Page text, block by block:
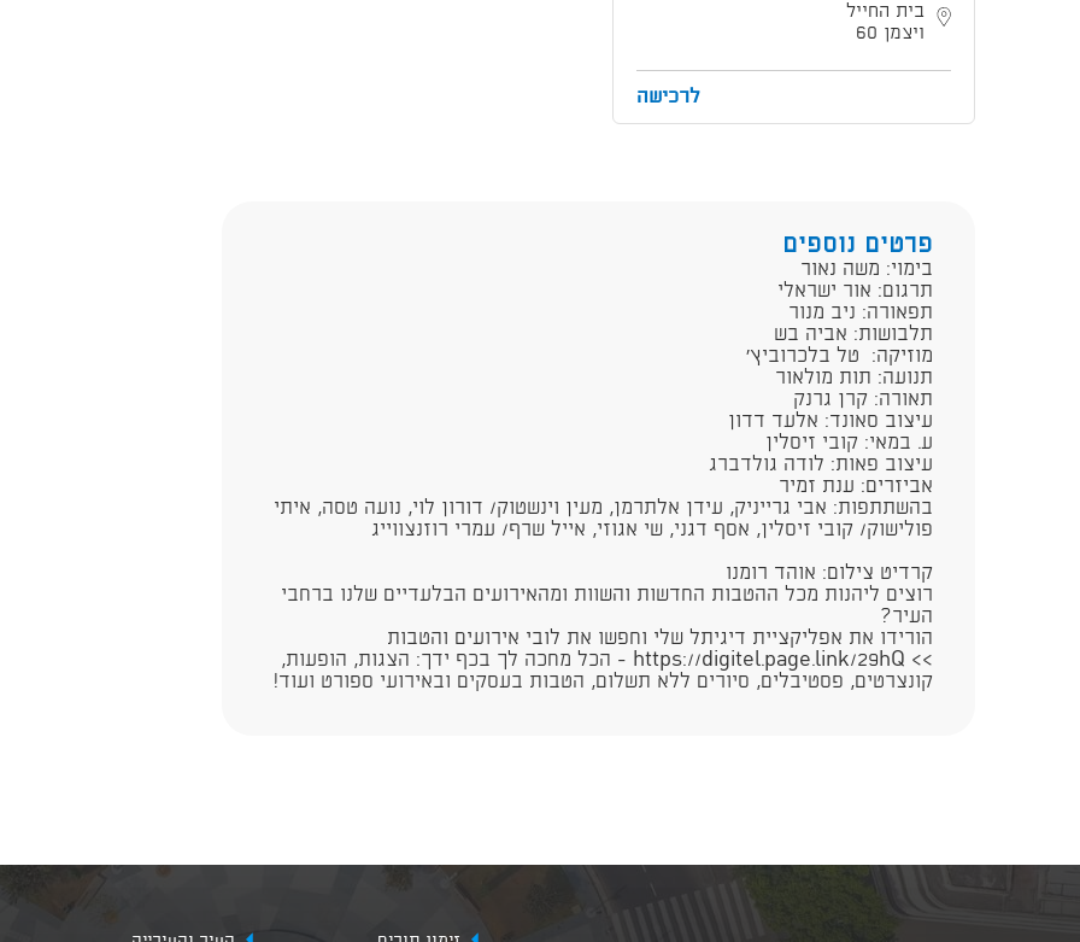
בית החייל
ויצמן 60
לרכישה
פרטים נוספים
בימוי: משה נאור
תרגום: אור ישראלי
תפאורה: ניב מנור
תלבושות: אביה בש
מוזיקה: טל בלכרוביץ'
תנועה: תות מולאור
תאורה: קרן גרנק
עיצוב סאונד: אלעד דדון
ע. במאי: קובי זיסלין
עיצוב פאות: לודה גולדברג
אביזרים: ענת זמיר
בהשתתפות: אבי גרייניק, עידן אלתרמן, מעין וינשטוק/ דורון לוי, נועה טסה, איתי
פולישוק/ קובי זיסלין, אסף דגני, שי אגוזי, אייל שרף/ עמרי רוזנצווייג​
קרדיט צילום: אוהד רומנו
רוצים ליהנות מכל ההטבות החדשות והשוות ומהאירועים הבלעדיים שלנו ברחבי
העיר?
הורידו את אפליקציית דיגיתל שלי וחפשו את לובי אירועים והטבות
>> https://digitel.page.link/29hQ​​​​​ ​​- הכל מחכה לך בכף ידך: הצגות, הופעות,
קונצרטים, פסטיבלים, סיורים ללא תשלום, הטבות בעסקים ובאירועי ספורט ועוד!